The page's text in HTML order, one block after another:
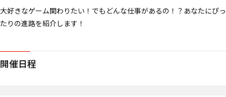
大好きなゲーム関わりたい！でもどんな仕事があるの！？あなたにぴっ
たりの進路を紹介します！
開催日程